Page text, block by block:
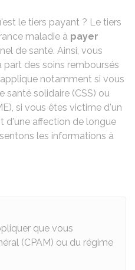
le tiers payant ? Le tiers
maladie à payer
de santé. Ainsi, vous
part des soins remboursés
notamment si vous
santé solidaire (CSS) ou
si vous êtes victime d'un
d'une affection de longue
les informations à
que vous
(CPAM) ou du régime